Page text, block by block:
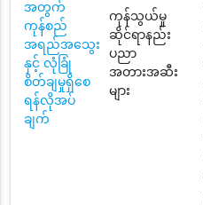
အတွက်
ကုန်စည်
အရည်အသွေး
နှင့် လုံခြုံ
စိတ်ချမှုရှိစေ
ရန်လိုအပ်
ချက်
ကုန်သွယ်မှု
ဆိုင်ရာနည်း
ပညာ
အတားအဆီး
များ